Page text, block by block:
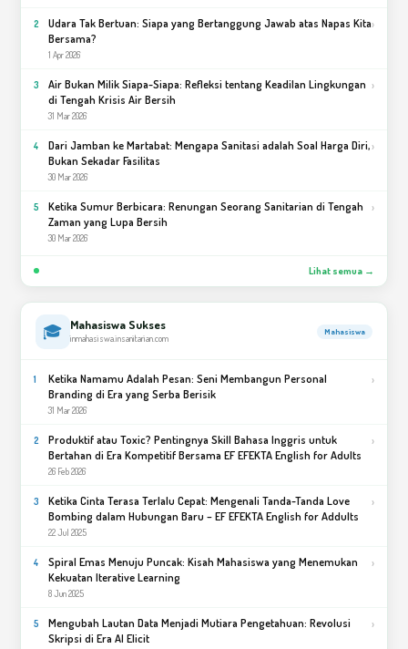
2
Udara Tak Bertuan: Siapa yang Bertanggung Jawab atas Napas Kita
Bersama?
1 Apr 2026
›
3
Air Bukan Milik Siapa-Siapa: Refleksi tentang Keadilan Lingkungan
di Tengah Krisis Air Bersih
31 Mar 2026
›
4
Dari Jamban ke Martabat: Mengapa Sanitasi adalah Soal Harga Diri,
Bukan Sekadar Fasilitas
30 Mar 2026
›
5
Ketika Sumur Berbicara: Renungan Seorang Sanitarian di Tengah
Zaman yang Lupa Bersih
30 Mar 2026
›
Lihat semua →
🎓 Mahasiswa Sukses
inmahasiswa.insanitarian.com
Mahasiswa
1
Ketika Namamu Adalah Pesan: Seni Membangun Personal
Branding di Era yang Serba Berisik
31 Mar 2026
›
2
Produktif atau Toxic? Pentingnya Skill Bahasa Inggris untuk
Bertahan di Era Kompetitif Bersama EF EFEKTA English for Adults
26 Feb 2026
›
3
Ketika Cinta Terasa Terlalu Cepat: Mengenali Tanda-Tanda Love
Bombing dalam Hubungan Baru – EF EFEKTA English for Addults
22 Jul 2025
›
4
Spiral Emas Menuju Puncak: Kisah Mahasiswa yang Menemukan
Kekuatan Iterative Learning
8 Jun 2025
›
5
Mengubah Lautan Data Menjadi Mutiara Pengetahuan: Revolusi
Skripsi di Era AI Elicit
›